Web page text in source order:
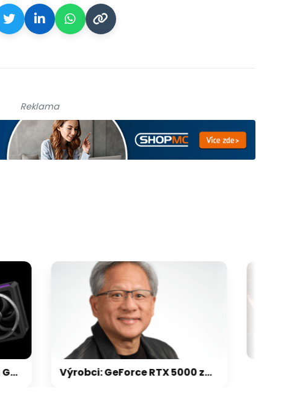
Reklama
Výrobci: GeForce RTX 5000 zdraží o 20-30 %, zastavili jsme dodávky levných karet